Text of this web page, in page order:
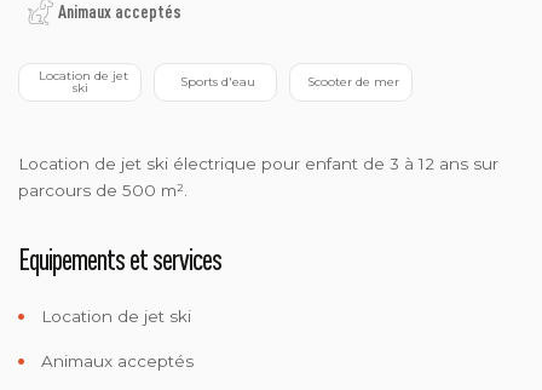
Animaux acceptés
ski Sports d'eau Scooter de mer
Location de jet ski électrique pour enfant de 3 à 12 ans sur
parcours de 500 m².
Equipements et services
Location de jet ski
Animaux acceptés